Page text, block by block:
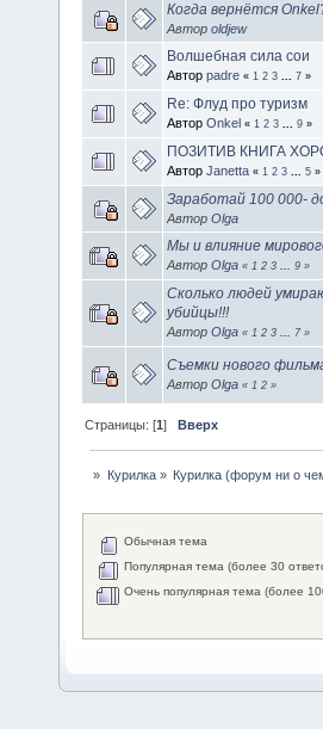
Когда вернётся
Автор oldjew
Волшебная сила сои
Автор padre « 1 2 3 7 »
Re: Флуд про туризм
Автор Onkel « 1 2 3 9 »
ПОЗИТИВ КНИГА
Автор Janetta « 1 2 3 5 »
Заработай 100 000-
Автор Olga
Мы и влияние
Автор Olga « 1 2 3 9 »
Сколько людей
убийцы!!!
Автор Olga « 1 2 3 7»
Съемки нового
Автор Olga « 1 2 »
Страницы: [1]Вверх
» Курилка» Курилка (форум ни о
Обычная тема
Популярная тема (более 30
Очень популярная тема (более